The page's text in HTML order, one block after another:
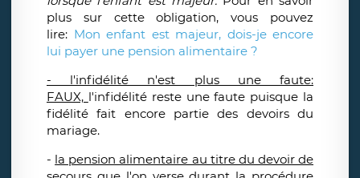
plus sur cette obligation, vous pouvez
lire: Mon enfant est majeur, dois-je encore
lui payer une pension alimentaire ?
- l'infidélité n'est plus une faute:
FAUX, l'infidélité reste une faute puisque la
fidélité fait encore partie des devoirs du
mariage.
- la pension alimentaire au titre du devoir de